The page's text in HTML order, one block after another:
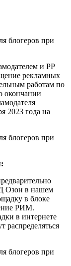
и РР
рекламных
работам по
окончании
2023 года на
Озон в нашем
в блоке
РИМ.
в интернете
распределяться